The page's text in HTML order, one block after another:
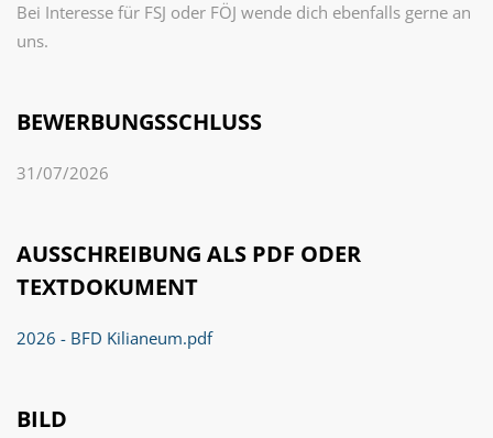
Bei Interesse für FSJ oder FÖJ wende dich ebenfalls gerne an
uns.
BEWERBUNGSSCHLUSS
31/07/2026
AUSSCHREIBUNG ALS PDF ODER
TEXTDOKUMENT
2026 - BFD Kilianeum.pdf
BILD